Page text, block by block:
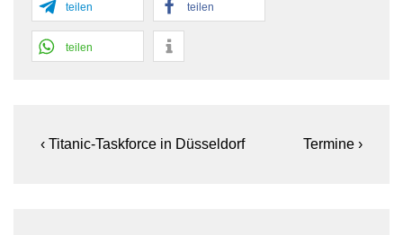
teilen teilen
teilen
Beitragsnavigation
Previous
‹ Titanic-Taskforce in Düsseldorf
Next
Termine ›